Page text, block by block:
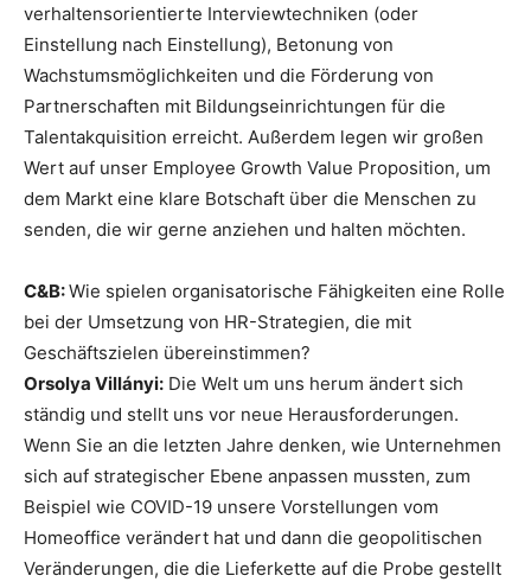
verhaltensorientierte Interviewtechniken (oder
Einstellung nach Einstellung), Betonung von
Wachstumsmöglichkeiten und die Förderung von
Partnerschaften mit Bildungseinrichtungen für die
Talentakquisition erreicht. Außerdem legen wir großen
Wert auf unser Employee Growth Value Proposition, um
dem Markt eine klare Botschaft über die Menschen zu
senden, die wir gerne anziehen und halten möchten.
C&B:Wie spielen organisatorische Fähigkeiten eine Rolle
bei der Umsetzung von HR-Strategien, die mit
Geschäftszielen übereinstimmen?
Orsolya Villányi: Die Welt um uns herum ändert sich
ständig und stellt uns vor neue Herausforderungen.
Wenn Sie an die letzten Jahre denken, wie Unternehmen
sich auf strategischer Ebene anpassen mussten, zum
Beispiel wie COVID-19 unsere Vorstellungen vom
Homeoffice verändert hat und dann die geopolitischen
Veränderungen, die die Lieferkette auf die Probe gestellt